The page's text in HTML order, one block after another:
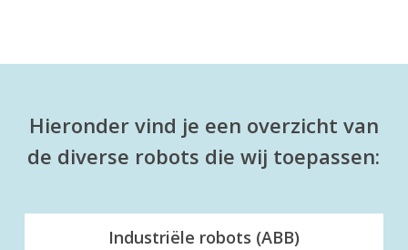
Hieronder vind je een overzicht van
de diverse robots die wij toepassen:
Industriële robots (ABB)